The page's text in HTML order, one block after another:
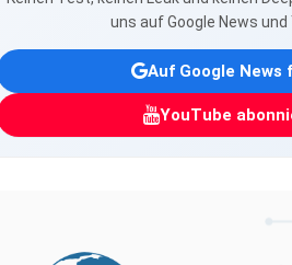
uns auf Google News und
Auf Google News
YouTube